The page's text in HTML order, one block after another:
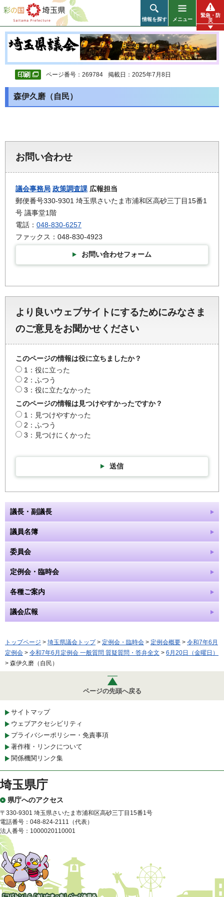
彩の国 埼玉県
情報を探す メニュー
緊急・防
災
ページ番号：269784 掲載日：2025年7月8日
森伊久磨（自民）
お問い合わせ
議会事務局 政策調査課 広報担当
郵便番号330-9301 埼玉県さいたま市浦和区高砂三丁目15番1
号 議事堂1階
電話： 048-830-6257
ファックス：048-830-4923
お問い合わせフォーム
より良いウェブサイトにするためにみなさま
のご意見をお聞かせください
このページの情報は役に立ちましたか？
1：役に立った
2：ふつう
3：役に立たなかった
このページの情報は見つけやすかったですか？
1：見つけやすかった
2：ふつう
3：見つけにくかった
送信
議長・副議長
議員名簿
委員会
定例会・臨時会
各種ご案内
議会広報
トップページ > 埼玉県議会トップ> 定例会・臨時会 > 定例会概要 > 令和7年6月
定例会 > 令和7年6月定例会 一般質問 質疑質問・答弁全文 > 6月20日（金曜日）
> 森伊久磨（自民）
ページの先頭へ戻る
サイトマップ
ウェブアクセシビリティ
プライバシーポリシー・免責事項
著作権・リンクについて
関係機関リンク集
埼玉県庁
県庁へのアクセス
〒330-9301 埼玉県さいたま市浦和区高砂三丁目15番1号
電話番号：048-824-2111（代表）
法人番号：1000020110001